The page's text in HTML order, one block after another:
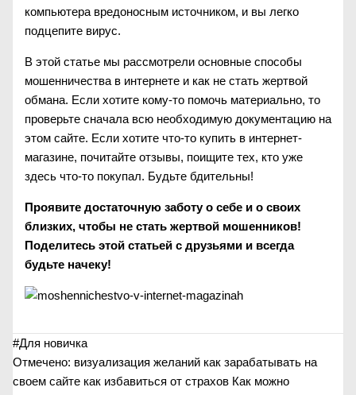
компьютера вредоносным источником, и вы легко
подцепите вирус.
В этой статье мы рассмотрели основные способы
мошенничества в интернете и как не стать жертвой
обмана. Если хотите кому-то помочь материально, то
проверьте сначала всю необходимую документацию на
этом сайте. Если хотите что-то купить в интернет-
магазине, почитайте отзывы, поищите тех, кто уже
здесь что-то покупал. Будьте бдительны!
Проявите достаточную заботу о себе и о своих
близких, чтобы не стать жертвой мошенников!
Поделитесь этой статьей с друзьями и всегда
будьте начеку!
#Для новичка
Отмечено: визуализация желаний как зарабатывать на
своем сайте как избавиться от страхов Как можно